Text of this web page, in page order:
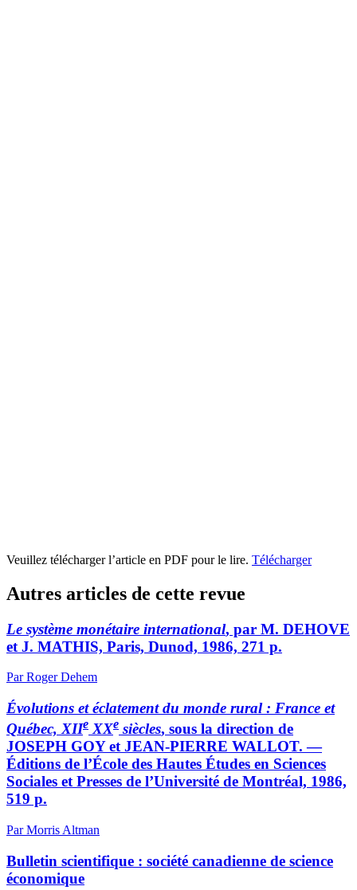
Veuillez télécharger l’article en PDF pour le lire. Télécharger
Autres articles de cette revue
Le système monétaire international, par M. DEHOVE
et J. MATHIS, Paris, Dunod, 1986, 271 p.
Par Roger Dehem
Évolutions et éclatement du monde rural : France et
Québec, XIIe XXe siècles, sous la direction de
JOSEPH GOY et JEAN-PIERRE WALLOT. —
Éditions de l’École des Hautes Études en Sciences
Sociales et Presses de l’Université de Montréal, 1986,
519 p.
Par Morris Altman
Bulletin scientifique : société canadienne de science
économique